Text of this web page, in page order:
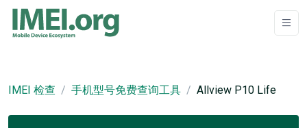
IMEI 检查 手机型号免费查询工具 Allview P10 Life